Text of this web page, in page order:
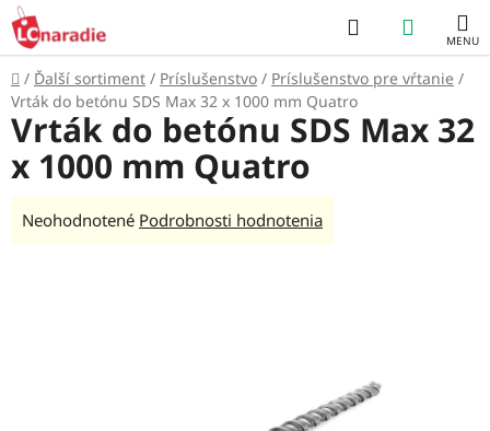
Prejsť
na
obsah
Hľadať
KOŠÍK
Domov
/ Ďalší sortiment / Príslušenstvo / Príslušenstvo pre vŕtanie /
Vrták do betónu SDS Max 32 x 1000 mm Quatro
Vrták do betónu SDS Max 32
x 1000 mm Quatro
Priemerné
Neohodnotené Podrobnosti hodnotenia